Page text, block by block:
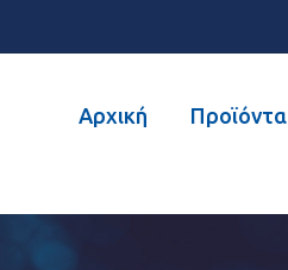
Αρχική Προϊόντα